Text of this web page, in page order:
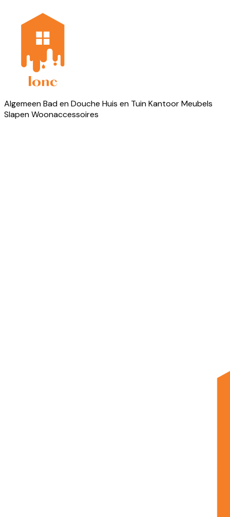
AlgemeenBad en Douche Huis en TuinKantoorMeubels
SlapenWoonaccessoires